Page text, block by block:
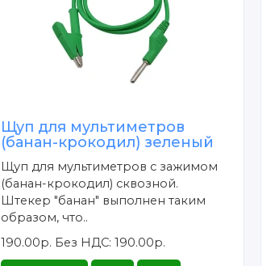
Щуп для мультиметров
(банан-крокодил) зеленый
Щуп для мультиметров с зажимом
(банан-крокодил) сквозной.
Штекер "банан" выполнен таким
образом, что..
190.00р. Без НДС: 190.00р.